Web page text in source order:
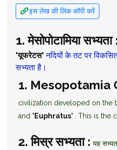
इस लेख की लिंक कॉपी करें
1. मेसोपोटामिया सभ्यता :
'यूफरेटस'नदियों के तट पर
सभ्यता है।
1. Mesopotamia
civilization developed on the
and 'Euphratus' . This is the
2. मिस्र सभ्यता : यह